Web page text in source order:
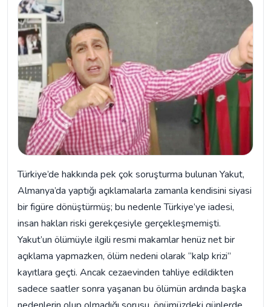
Türkiye’de hakkında pek çok soruşturma bulunan Yakut,
Almanya’da yaptığı açıklamalarla zamanla kendisini siyasi
bir figüre dönüştürmüş; bu nedenle Türkiye’ye iadesi,
insan hakları riski gerekçesiyle gerçekleşmemişti.
Yakut’un ölümüyle ilgili resmi makamlar henüz net bir
açıklama yapmazken, ölüm nedeni olarak “kalp krizi”
kayıtlara geçti. Ancak cezaevinden tahliye edildikten
sadece saatler sonra yaşanan bu ölümün ardında başka